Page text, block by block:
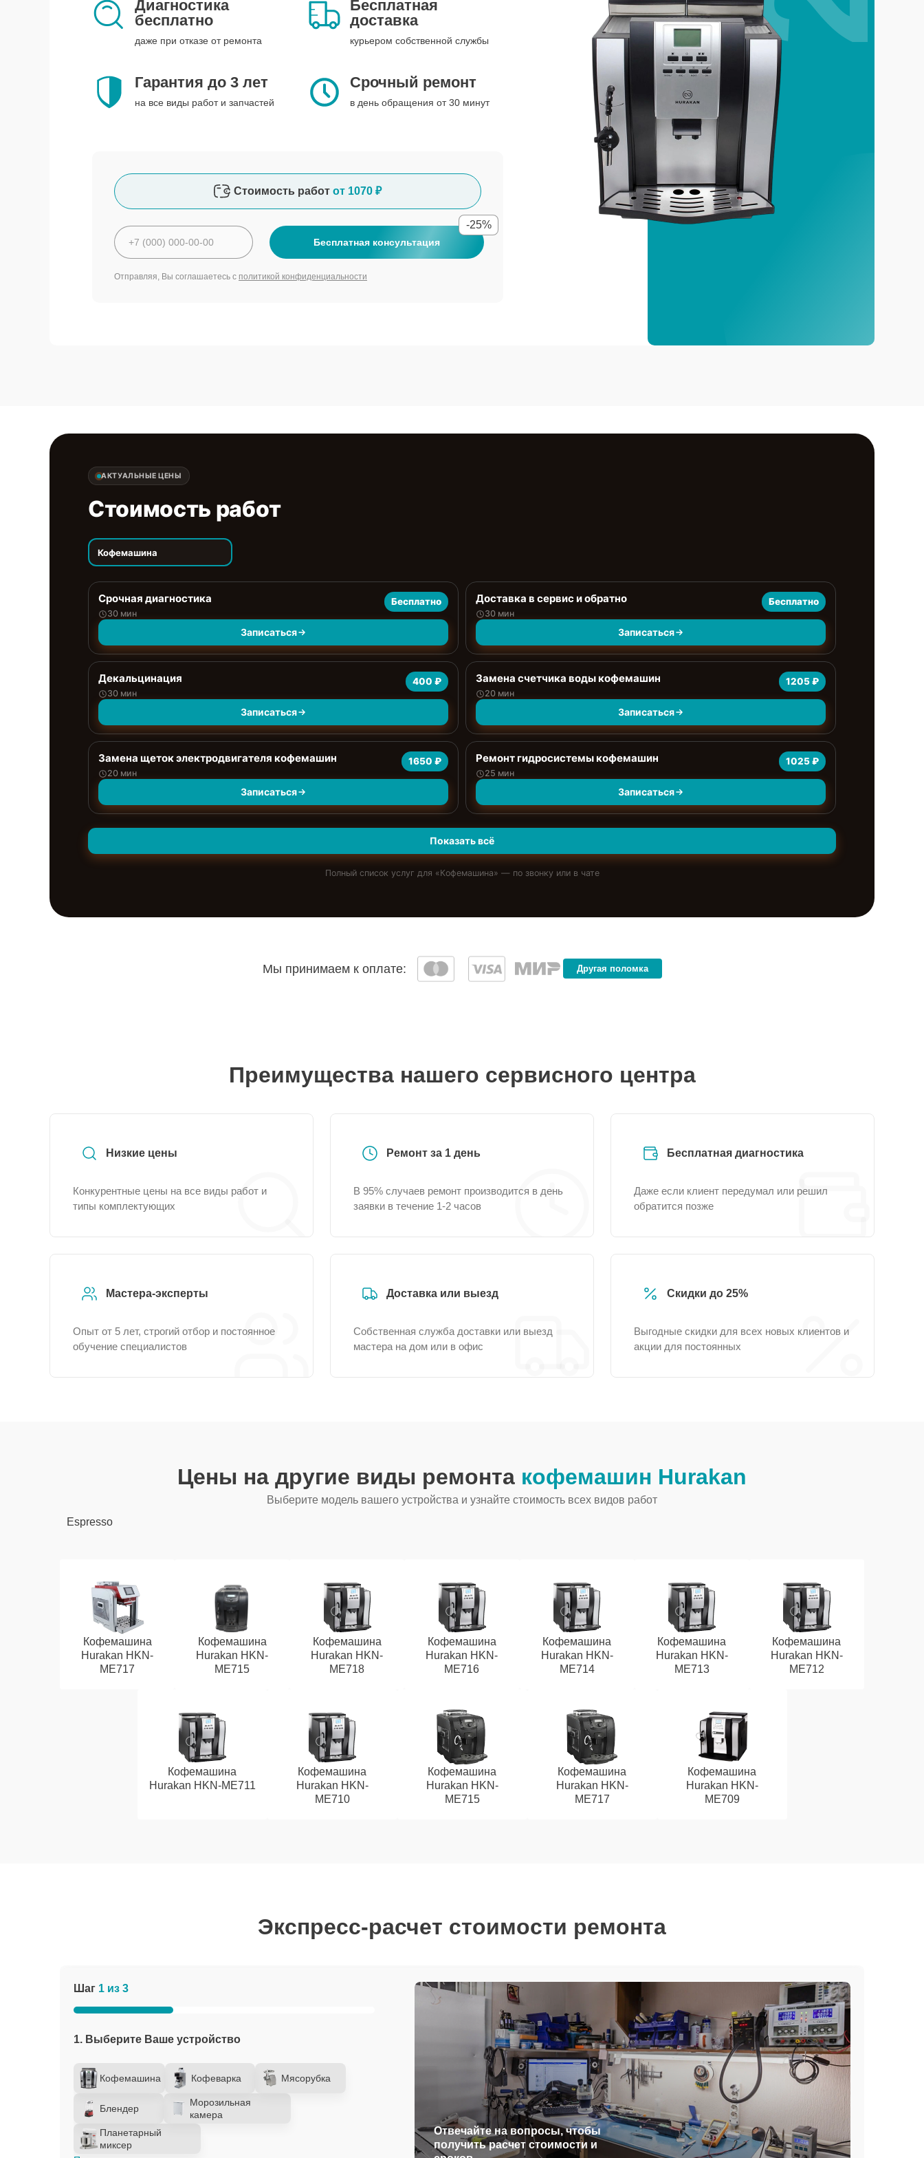
Диагностика
бесплатно
даже при отказе от ремонта
Бесплатная
доставка
курьером собственной службы
Гарантия до 3 лет
на все виды работ и запчастей
Срочный ремонт
в день обращения от 30 минут
Стоимость работ от 1070 ₽
Бесплатная консультация
-25%
Отправляя, Вы соглашаетесь с политикой конфиденциальности
АКТУАЛЬНЫЕ ЦЕНЫ
Стоимость работ
Кофемашина
Срочная диагностика
30 мин
Бесплатно
Записаться
Доставка в сервис и обратно
30 мин
Бесплатно
Записаться
Декальцинация
30 мин
400 ₽
Записаться
Замена счетчика воды кофемашин
20 мин
1205 ₽
Записаться
Замена щеток электродвигателя кофемашин
20 мин
1650 ₽
Записаться
Ремонт гидросистемы кофемашин
25 мин
1025 ₽
Записаться
Показать всё
Полный список услуг для «Кофемашина» — по звонку или в чате
Мы принимаем к оплате: Другая поломка
Преимущества нашего сервисного центра
Низкие цены
Конкурентные цены на все виды работ и
типы комплектующих
Ремонт за 1 день
В 95% случаев ремонт производится в день
заявки в течение 1-2 часов
Бесплатная диагностика
Даже если клиент передумал или решил
обратится позже
Мастера-эксперты
Опыт от 5 лет, строгий отбор и постоянное
обучение специалистов
Доставка или выезд
Собственная служба доставки или выезд
мастера на дом или в офис
Скидки до 25%
Выгодные скидки для всех новых клиентов и
акции для постоянных
Цены на другие виды ремонта кофемашин Hurakan
Выберите модель вашего устройства и узнайте стоимость всех видов работ
Espresso
Кофемашина
Hurakan HKN-
ME717
Кофемашина
Hurakan HKN-
ME715
Кофемашина
Hurakan HKN-
ME718
Кофемашина
Hurakan HKN-
ME716
Кофемашина
Hurakan HKN-
ME714
Кофемашина
Hurakan HKN-
ME713
Кофемашина
Hurakan HKN-
ME712
Кофемашина
Hurakan HKN-ME711
Кофемашина
Hurakan HKN-
ME710
Кофемашина
Hurakan HKN-
ME715
Кофемашина
Hurakan HKN-
ME717
Кофемашина
Hurakan HKN-
ME709
Экспресс-расчет стоимости ремонта
Шаг 1 из 3
1. Выберите Ваше устройство
Кофемашина Кофеварка Мясорубка
Блендер
Морозильная
камера
Планетарный
миксер
Отвечайте на вопросы, чтобы
получить расчет стоимости и